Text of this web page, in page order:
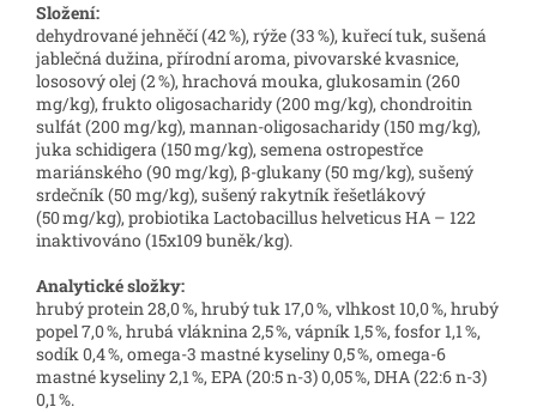
Složení:
dehydrované jehněčí (42 %), rýže (33 %), kuřecí tuk, sušená
jablečná dužina, přírodní aroma, pivovarské kvasnice,
lososový olej (2 %), hrachová mouka, glukosamin (260
mg/kg), frukto oligosacharidy (200 mg/kg), chondroitin
sulfát (200 mg/kg), mannan-oligosacharidy (150 mg/kg),
juka schidigera (150 mg/kg), semena ostropestřce
mariánského (90 mg/kg), β-glukany (50 mg/kg), sušený
srdečník (50 mg/kg), sušený rakytník řešetlákový
(50 mg/kg), probiotika Lactobacillus helveticus HA – 122
inaktivováno (15x109 buněk/kg).
Analytické složky:
hrubý protein 28,0 %, hrubý tuk 17,0 %, vlhkost 10,0 %, hrubý
popel 7,0 %, hrubá vláknina 2,5 %, vápník 1,5 %, fosfor 1,1 %,
sodík 0,4 %, omega-3 mastné kyseliny 0,5 %, omega-6
mastné kyseliny 2,1 %, EPA (20:5 n-3) 0,05 %, DHA (22:6 n-3)
0,1 %.